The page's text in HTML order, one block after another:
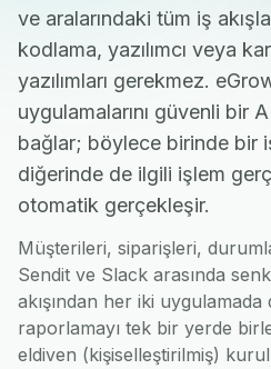
ve aralarındaki tüm iş
kodlama, yazılımcı veya
yazılımları gerekmez.
uygulamalarını güvenli bir
bağlar; böylece birinde bir
diğerinde de ilgili işlem
otomatik gerçekleşir.
Müşterileri, siparişleri,
Sendit ve Slack arasında
akışından her iki
raporlamayı tek bir yerde
eldiven (kişiselleştirilmiş)